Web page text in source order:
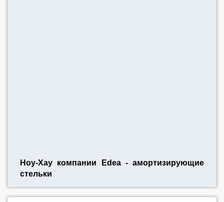
Ноу-Хау компании Edea - амортизирующие
стельки